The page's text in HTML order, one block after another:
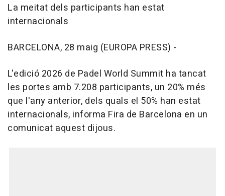
La meitat dels participants han estat
internacionals
BARCELONA, 28 maig (EUROPA PRESS) -
L'edició 2026 de Padel World Summit ha tancat
les portes amb 7.208 participants, un 20% més
que l'any anterior, dels quals el 50% han estat
internacionals, informa Fira de Barcelona en un
comunicat aquest dijous.